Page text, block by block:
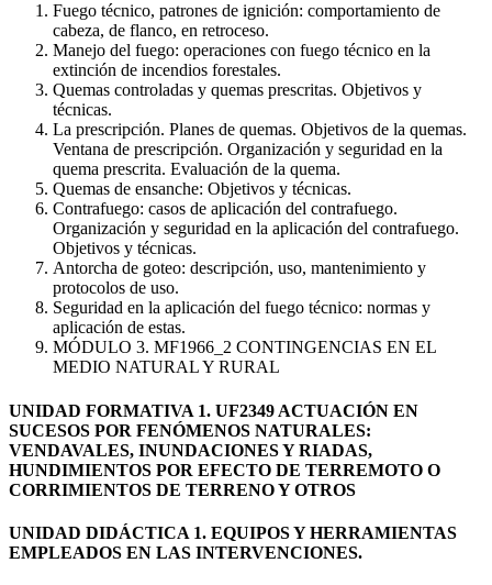
Fuego técnico, patrones de ignición: comportamiento de
cabeza, de flanco, en retroceso.
Manejo del fuego: operaciones con fuego técnico en la
extinción de incendios forestales.
Quemas controladas y quemas prescritas. Objetivos y
técnicas.
La prescripción. Planes de quemas. Objetivos de la quemas.
Ventana de prescripción. Organización y seguridad en la
quema prescrita. Evaluación de la quema.
Quemas de ensanche: Objetivos y técnicas.
Contrafuego: casos de aplicación del contrafuego.
Organización y seguridad en la aplicación del contrafuego.
Objetivos y técnicas.
Antorcha de goteo: descripción, uso, mantenimiento y
protocolos de uso.
Seguridad en la aplicación del fuego técnico: normas y
aplicación de estas.
MÓDULO 3. MF1966_2 CONTINGENCIAS EN EL
MEDIO NATURAL Y RURAL
UNIDAD FORMATIVA 1. UF2349 ACTUACIÓN EN
SUCESOS POR FENÓMENOS NATURALES:
VENDAVALES, INUNDACIONES Y RIADAS,
HUNDIMIENTOS POR EFECTO DE TERREMOTO O
CORRIMIENTOS DE TERRENO Y OTROS
UNIDAD DIDÁCTICA 1. EQUIPOS Y HERRAMIENTAS
EMPLEADOS EN LAS INTERVENCIONES.